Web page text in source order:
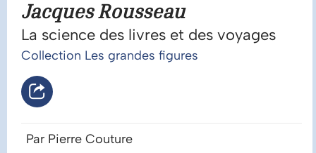
Jacques Rousseau
La science des livres et des voyages
Collection Les grandes figures
Par Pierre Couture